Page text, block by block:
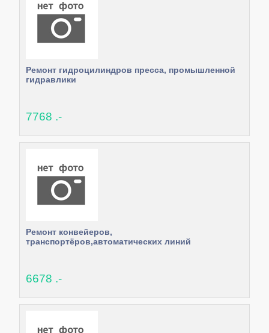
Ремонт гидроцилиндров пресса, промышленной
гидравлики
7768 .-
Ремонт конвейеров,
транспортёров,автоматических линий
6678 .-